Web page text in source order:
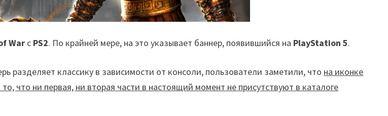
War с PS2. По крайней мере, на это указывает баннер, появившийся на PlayStation 5.
разделяет классику в зависимости от консоли, пользователи заметили, что на иконке
что ни первая, ни вторая части в настоящий момент не присутствуют в каталоге